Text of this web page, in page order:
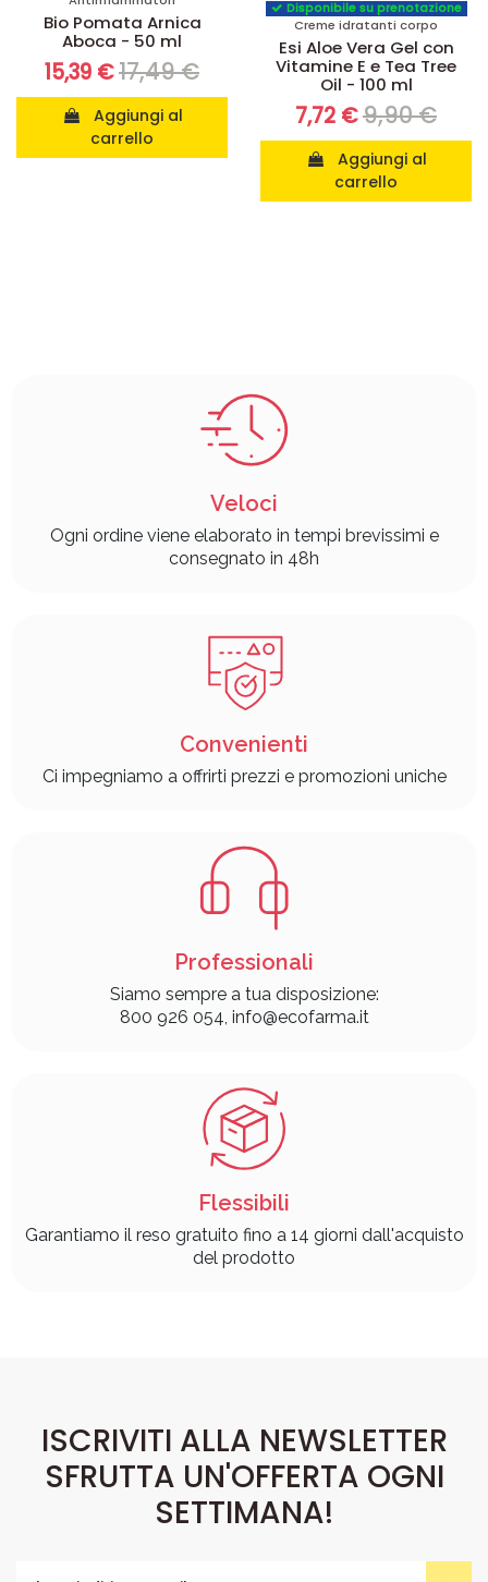
Bio Pomata Arnica
Aboca - 50 ml
15,39 €17,49 €
carrello
Disponibile su prenotazione
Creme idratanti corpo
Esi Aloe Vera Gel con
Vitamine E e Tea Tree
Oil - 100 ml
7,72 €9,90 €
carrello
Veloci
Ogni ordine viene elaborato in tempi brevissimi e
consegnato in 48h
Convenienti
Ci impegniamo a offrirti prezzi e promozioni uniche
Professionali
Siamo sempre a tua disposizione:
800 926 054, info@ecofarma.it
Flessibili
Garantiamo il reso gratuito fino a 14 giorni dall'acquisto
del prodotto
ISCRIVITI ALLA NEWSLETTER
SFRUTTA UN'OFFERTA OGNI
SETTIMANA!